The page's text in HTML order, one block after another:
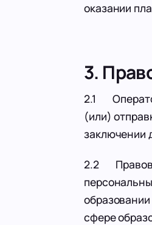
оказании
3.
2.1
(или)
заключении
2.2
сфере